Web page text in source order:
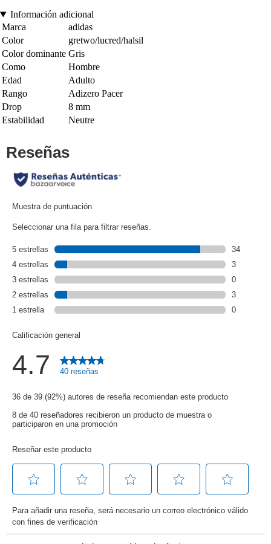
Información adicional
Marca
adidas
Color
gretwo/lucred/halsil
Color dominante Gris
Como
Hombre
Edad
Adulto
Rango
Adizero Pacer
Drop
8 mm
Estabilidad
Neutre